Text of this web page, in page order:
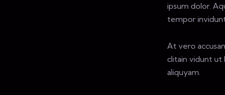
ipsum dolor.
tempor
At vero
clitain vidunt
aliquyam.